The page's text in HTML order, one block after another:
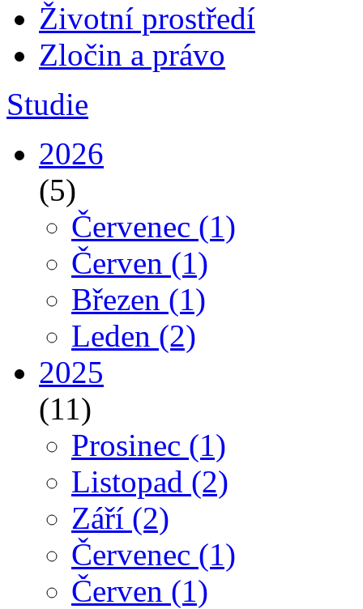
Životní prostředí
Zločin a právo
Studie
2026
(5)
Červenec (1)
Červen (1)
Březen (1)
Leden (2)
2025
(11)
Prosinec (1)
Listopad (2)
Září (2)
Červenec (1)
Červen (1)